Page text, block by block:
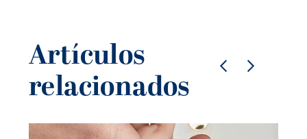
Artículos
relacionados